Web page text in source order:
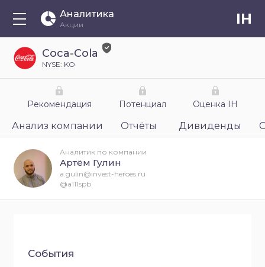
Аналитика
Акции IH
Coca-Cola
NYSE: KO
Рекомендация Потенциал Оценка IH
Анализ компании Отчёты Дивиденды
События
Аналитик по компании
Артём Гулин
a.gulin@invest-heroes.ru
@a111spb